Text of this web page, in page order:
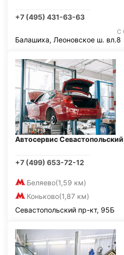
+7 (495) 431-63-63
С
Балашиха, Леоновское ш. вл.8
Автосервис Севастопольский
+7 (499) 653-72-12
Беляево(1,59 км)
Коньково(1,87 км)
Севастопольский пр-кт, 95Б